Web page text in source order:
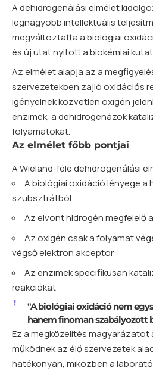
A dehidrogenálási elmélet
legnagyobb intellektuális
megváltoztatta a biológiai
és új utat nyitott a biokémiai
Az elmélet alapja az a
szervezetekben zajló oxidációs
igényelnek közvetlen oxigén
enzimek, a dehidrogenázok
folyamatokat.
Az elmélet főbb pontjai
A Wieland-féle dehidrogenálási
A biológiai oxidáció lényege a
szubsztrátból
Az elvont hidrogén megfelelő
Az oxigén csak a folyamat
végső elektron akceptor
Az enzimek specifikusan
reakciókat
"A biológiai oxidáció nem
hanem finoman szabályozott
Ez a megközelítés
működnek az élő szervezetek
hatékonyan, miközben a